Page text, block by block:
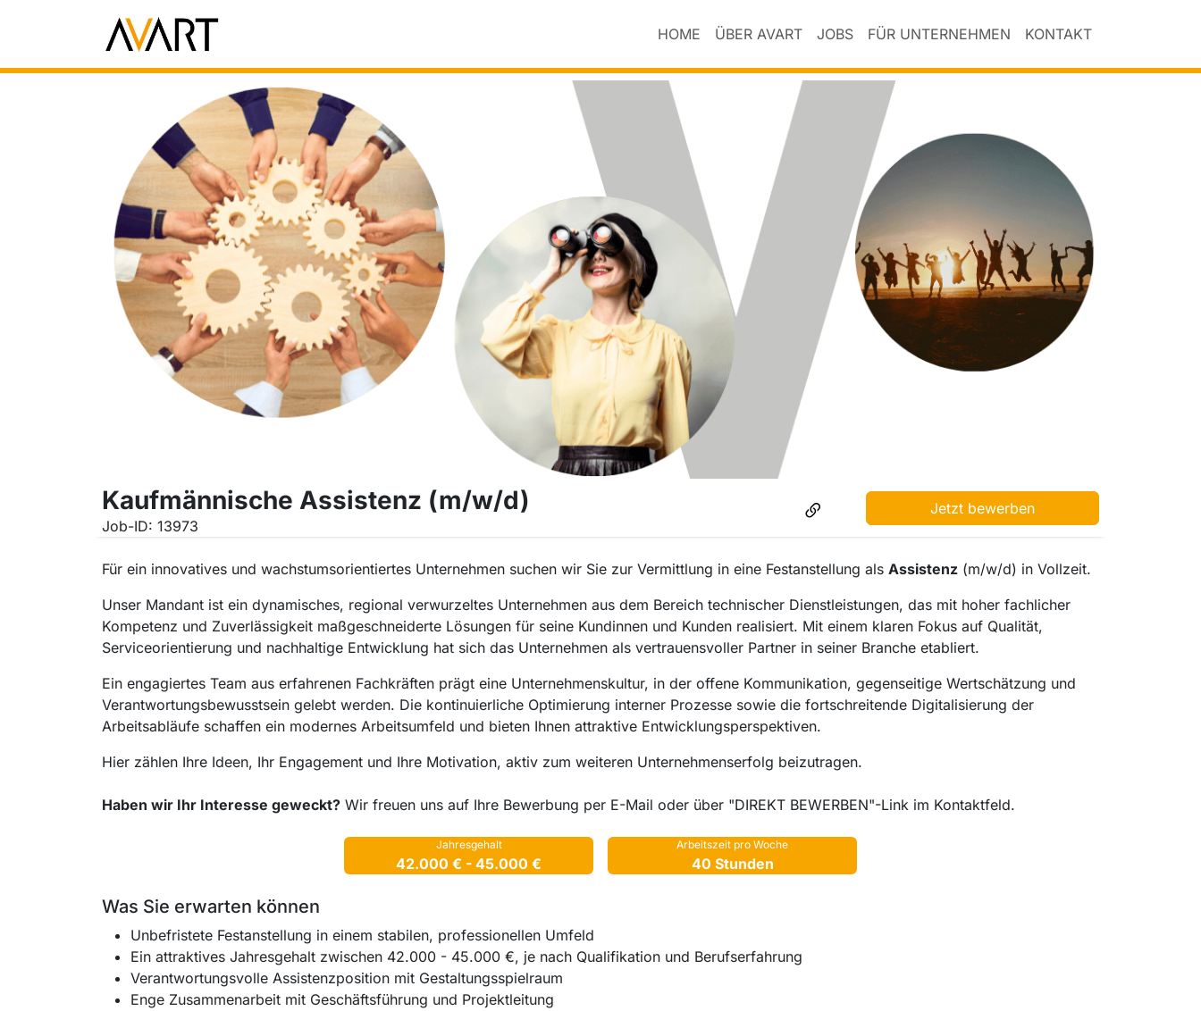
HOME ÜBER AVART JOBS FÜR UNTERNEHMEN KONTAKT
Kaufmännische Assistenz (m/w/d)
Job-ID: 13973
Jetzt bewerben
Für ein innovatives und wachstumsorientiertes Unternehmen suchen wir Sie zur Vermittlung in eine Festanstellung als Assistenz (m/w/d) in Vollzeit.
Unser Mandant ist ein dynamisches, regional verwurzeltes Unternehmen aus dem Bereich technischer Dienstleistungen, das mit hoher fachlicher
Kompetenz und Zuverlässigkeit maßgeschneiderte Lösungen für seine Kundinnen und Kunden realisiert. Mit einem klaren Fokus auf Qualität,
Serviceorientierung und nachhaltige Entwicklung hat sich das Unternehmen als vertrauensvoller Partner in seiner Branche etabliert.
Ein engagiertes Team aus erfahrenen Fachkräften prägt eine Unternehmenskultur, in der offene Kommunikation, gegenseitige Wertschätzung und
Verantwortungsbewusstsein gelebt werden. Die kontinuierliche Optimierung interner Prozesse sowie die fortschreitende Digitalisierung der
Arbeitsabläufe schaffen ein modernes Arbeitsumfeld und bieten Ihnen attraktive Entwicklungsperspektiven.
Hier zählen Ihre Ideen, Ihr Engagement und Ihre Motivation, aktiv zum weiteren Unternehmenserfolg beizutragen.
Haben wir Ihr Interesse geweckt? Wir freuen uns auf Ihre Bewerbung per E-Mail oder über "DIREKT BEWERBEN"-Link im Kontaktfeld.
Jahresgehalt
42.000 € - 45.000 €
Arbeitszeit pro Woche
40 Stunden
Was Sie erwarten können
Unbefristete Festanstellung in einem stabilen, professionellen Umfeld
Ein attraktives Jahresgehalt zwischen 42.000 - 45.000 €, je nach Qualifikation und Berufserfahrung
Verantwortungsvolle Assistenzposition mit Gestaltungsspielraum
Enge Zusammenarbeit mit Geschäftsführung und Projektleitung